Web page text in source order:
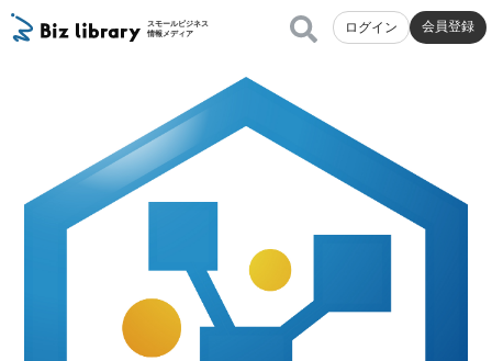
スモールビジネス
情報メディア
ログイン 会員登録